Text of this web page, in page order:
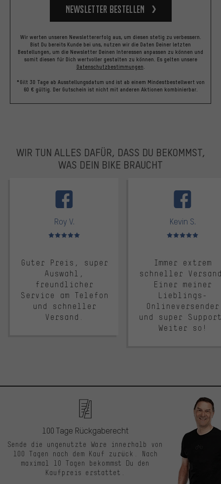
Newsletter bestellen
Wir werten unseren Newslettererfolg aus, um diesen stetig zu verbessern.
Bist Du bereits Kunde bei uns, nutzen wir die Daten Deiner letzten
Bestellungen, um die Newsletter Deinen Interessen anpassen zu können und
somit diesen für Dich wertvoller gestalten zu können. Es gelten unsere
Datenschutzbestimmungen.
*Gilt 30 Tage ab Ausstellungsdatum und ist ab einem Mindestbestellwert von
60 € gültig. Der Gutschein ist nicht mit anderen Aktionen kombinierbar.
WIR TUN ALLES DAFÜR, DASS DU BEKOMMST,
WAS DEIN BIKE BRAUCHT
Roy V.
Bewertungen: 5 von 5
Guter Preis, super
Auswahl,
freundlicher
Service am Telefon
und schneller
Versand.
Kevin S.
Bewertungen: 5 von 5
Immer extrem
schneller
Einer meiner
Lieblings-
Onlineversender
und super
Weiter so!
100 Tage Rückgaberecht
Sende die ungenutzte Ware innerhalb von
100 Tagen nach dem Kauf zurück. Nach
maximal 10 Tagen bekommst Du den
Kaufpreis erstattet.